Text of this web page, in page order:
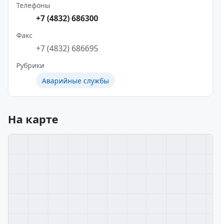
Телефоны
+7 (4832) 686300
Факс
+7 (4832) 686695
Рубрики
Аварийные службы
На карте